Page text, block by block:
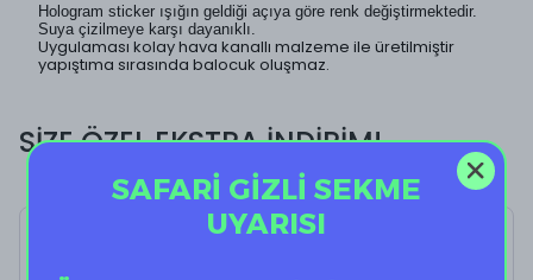
Hologram sticker ışığın geldiği açıya göre renk değiştirmektedir.
Suya çizilmeye karşı dayanıklı.
Uygulaması kolay hava kanallı malzeme ile üretilmiştir
yapıştıma sırasında balocuk oluşmaz.
SİZE ÖZEL EKSTRA İNDİRİM!
SAFARİ GİZLİ SEKME
UYARISI